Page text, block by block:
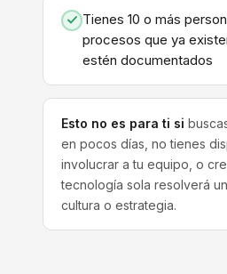
Tienes 10 o más
procesos que ya
estén documentados
Esto no es para ti si
en pocos días, no tienes
involucrar a tu equipo, o
tecnología sola resolverá
cultura o estrategia.